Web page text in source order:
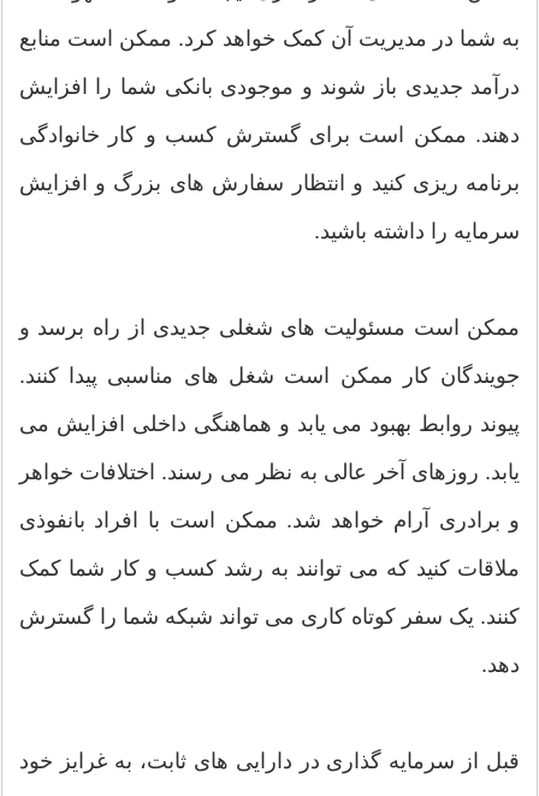
به شما در مدیریت آن کمک خواهد کرد. ممکن است منابع
درآمد جدیدی باز شوند و موجودی بانکی شما را افزایش
دهند. ممکن است برای گسترش کسب و کار خانوادگی
برنامه ریزی کنید و انتظار سفارش های بزرگ و افزایش
سرمایه را داشته باشید.
ممکن است مسئولیت های شغلی جدیدی از راه برسد و
جویندگان کار ممکن است شغل های مناسبی پیدا کنند.
پیوند روابط بهبود می یابد و هماهنگی داخلی افزایش می
یابد. روزهای آخر عالی به نظر می رسند. اختلافات خواهر
و برادری آرام خواهد شد. ممکن است با افراد بانفوذی
ملاقات کنید که می توانند به رشد کسب و کار شما کمک
کنند. یک سفر کوتاه کاری می تواند شبکه شما را گسترش
دهد.
قبل از سرمایه گذاری در دارایی های ثابت، به غرایز خود